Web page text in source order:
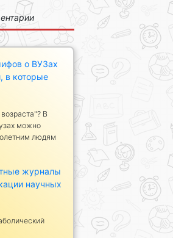
о ВУЗах
в которые
В
можно
людям
журналы
научных